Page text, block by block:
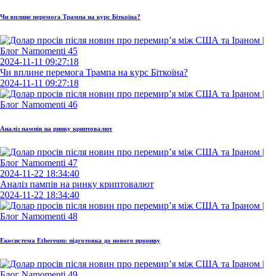
Чи вплине перемога Трампа на курс Біткоїна?
2024-11-11 09:27:18
Чи вплине перемога Трампа на курс Біткоїна?
2024-11-11 09:27:18
Аналіз пампів на ринку криптовалют
2024-11-22 18:34:40
Аналіз пампів на ринку криптовалют
2024-11-22 18:34:40
Екосистема Ethereum: підготовка до нового прориву